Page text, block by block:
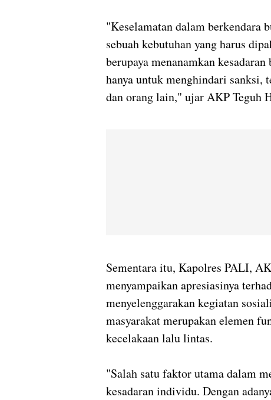
"Keselamatan dalam berkendara
sebuah kebutuhan yang harus
berupaya menanamkan
hanya untuk menghindari
dan orang lain," ujar AKP Teguh
Sementara itu, Kapolres PALI,
menyampaikan apresiasinya
menyelenggarakan kegiatan
masyarakat merupakan elemen
kecelakaan lalu lintas.
"Salah satu faktor utama dalam
kesadaran individu. Dengan